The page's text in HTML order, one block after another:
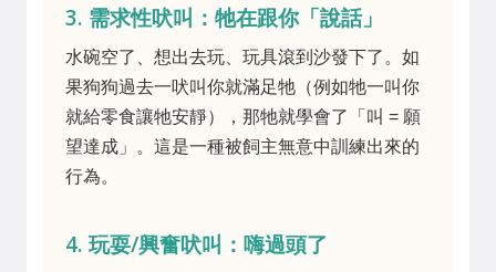
3. 需求性吠叫：牠在跟你「說話」
水碗空了、想出去玩、玩具滾到沙發下了。如
果狗狗過去一吠叫你就滿足牠（例如牠一叫你
就給零食讓牠安靜），那牠就學會了「叫 = 願
望達成」。這是一種被飼主無意中訓練出來的
行為。
4. 玩耍/興奮吠叫：嗨過頭了